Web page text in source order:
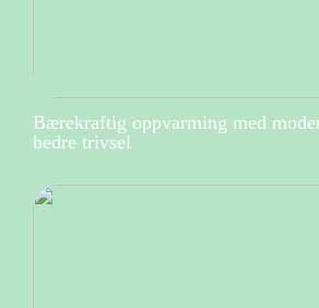
Bærekraftig oppvarming med
bedre trivsel